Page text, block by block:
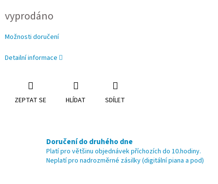
cena:
vyprodáno
Možnosti doručení
Detailní informace
ZEPTAT SE HLÍDAT SDÍLET
Doručení do druhého dne
Platí pro většinu objednávek příchozích do 10.hodiny.
Neplatí pro nadrozměrné zásilky (digitální piana a pod)